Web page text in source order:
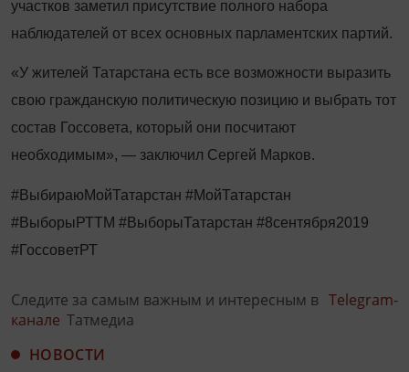
участков заметил присутствие полного набора
наблюдателей от всех основных парламентских партий.
«У жителей Татарстана есть все возможности выразить
свою гражданскую политическую позицию и выбрать тот
состав Госсовета, который они посчитают
необходимым», — заключил Сергей Марков.
#ВыбираюМойТатарстан #МойТатарстан
#ВыборыРТТМ #ВыборыТатарстан #8сентября2019
#ГоссоветРТ
Следите за самым важным и интересным в Telegram-
канале Татмедиа
НОВОСТИ